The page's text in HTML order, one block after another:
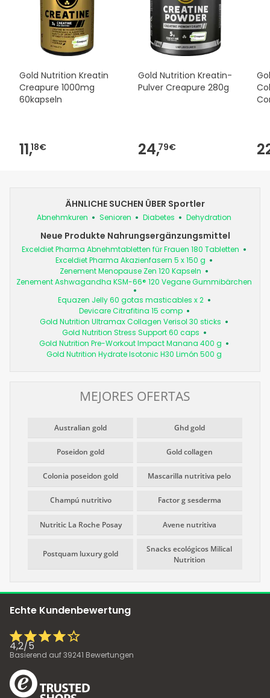
Gold Nutrition Kreatin
Creapure 1000mg
60kapseln
11,18€
Gold Nutrition Kreatin-
Pulver Creapure 280g
24,79€
ÄHNLICHE SUCHEN ÜBER Sportler
Abnehmkuren Senioren Diabetes Dehydration
Neue Produkte Nahrungsergänzungsmittel
Exceldiet Pharma Abnehmtabletten für Frauen 180 Tabletten
Exceldiet Pharma Akazienfasern 5 x 150 g
Zenement Menopause Zen 120 Kapseln
Zenement Ashwagandha KSM-66® 120 Vegane Gummibärchen
Equazen Jelly 60 gotas masticables x 2
Devicare Citrafitina 15 comp
Gold Nutrition Ultramax Collagen Verisol 30 sticks
Gold Nutrition Stress Support 60 caps
Gold Nutrition Pre-Workout Impact Manana 400 g
Gold Nutrition Hydrate Isotonic H30 Limón 500 g
MEJORES OFERTAS
Australian gold Ghd gold
Poseidon gold Gold collagen
Colonia poseidon gold Mascarilla nutritiva pelo
Champú nutritivo Factor g sesderma
Nutritic La Roche Posay Avene nutritiva
Postquam luxury gold
Snacks ecológicos Milical
Nutrition
Echte Kundenbewertung
4,2/5
Basierend auf39241 Bewertungen